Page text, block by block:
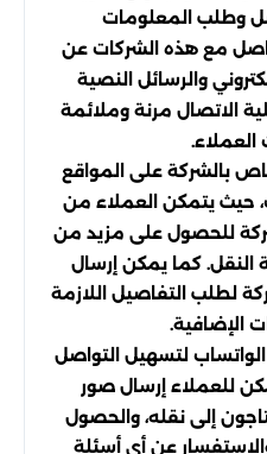
وطلب المعلومات
مع هذه الشركات عن
والرسائل النصية
الاتصال مرنة وملائمة
العملاء.
بالشركة على المواقع
حيث يتمكن العملاء من
للحصول على مزيد من
النقل. كما يمكن إرسال
لطلب التفاصيل اللازمة
الإضافية.
لتسهيل التواصل
للعملاء إرسال صور
إلى نقله، والحصول
عن أي أسئلة